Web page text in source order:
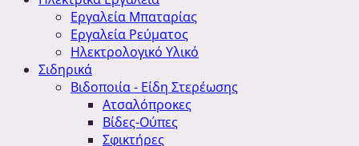
Εργαλεία Μπαταρίας
Εργαλεία Ρεύματος
Ηλεκτρολογικό Υλικό
Σιδηρικά
Βιδοποιία - Είδη Στερέωσης
Ατσαλόπροκες
Βίδες-Ούπες
Σφικτήρες